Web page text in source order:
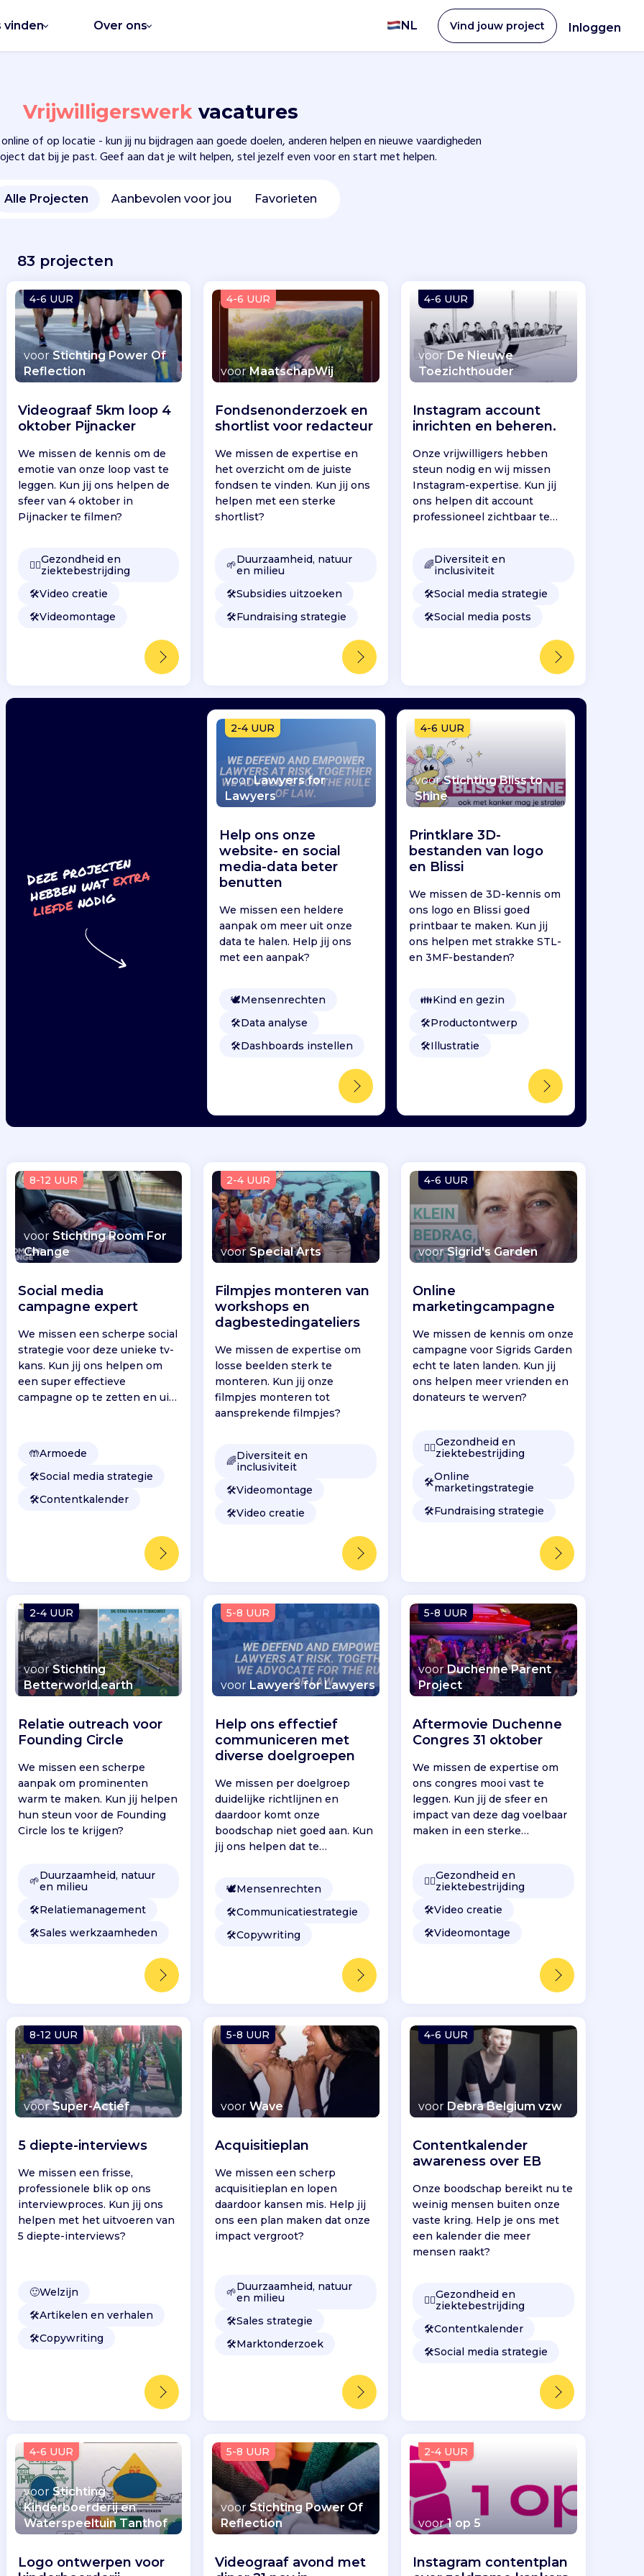
vinden Over ons NL Vind jouw project Inloggen
Vrijwilligerswerkvacatures
of op locatie - kun jij nu bijdragen aan goede doelen, anderen helpen en nieuwe vaardigheden
dat bij je past. Geef aan dat je wilt helpen, stel jezelf even voor en start met helpen.
Alle Projecten Aanbevolen voor jou Favorieten
83 projecten
Deze pr
ojecten
hebben
watextr
a
liefdenodig
2-4 UUR
voorLawyers for
Lawyers
Help ons onze
website- en social
media-data beter
benutten
We missen een heldere
aanpak om meer uit onze
data te halen. Help jij ons
met een aanpak?
🕊Mensenrechten
🛠️Data analyse
🛠️Dashboards instellen
4-6 UUR
voorStichting Bliss to
Shine
Printklare 3D-
bestanden van logo
en Blissi
We missen de 3D-kennis om
ons logo en Blissi goed
printbaar te maken. Kun jij
ons helpen met strakke STL-
en 3MF-bestanden?
👪Kind en gezin
🛠️Productontwerp
🛠️Illustratie
4-6 UUR
voor Stichting Power Of
Reflection
Videograaf 5km loop 4
oktober Pijnacker
We missen de kennis om de
emotie van onze loop vast te
leggen. Kun jij ons helpen de
sfeer van 4 oktober in
Pijnacker te filmen?
👩‍⚕️Gezondheid en
ziektebestrijding
🛠️Video creatie
🛠️Videomontage
4-6 UUR
voorMaatschapWij
Fondsenonderzoek en
shortlist voor redacteur
We missen de expertise en
het overzicht om de juiste
fondsen te vinden. Kun jij ons
helpen met een sterke
shortlist?
🌱Duurzaamheid, natuur
en milieu
🛠️Subsidies uitzoeken
🛠️Fundraising strategie
4-6 UUR
voorDe Nieuwe
Toezichthouder
Instagram account
inrichten en beheren.
Onze vrijwilligers hebben
steun nodig en wij missen
Instagram-expertise. Kun jij
ons helpen dit account
professioneel zichtbaar te
🌈Diversiteit en
inclusiviteit
🛠️Social media strategie
🛠️Social media posts
8-12 UUR
voor Stichting Room For
Change
Social media
campagne expert
We missen een scherpe social
strategie voor deze unieke tv-
kans. Kun jij ons helpen om
een super effectieve
campagne op te zetten en uit
🤲Armoede
🛠️Social media strategie
🛠️Contentkalender
2-4 UUR
voorSpecial Arts
Filmpjes monteren van
workshops en
dagbestedingateliers
We missen de expertise om
losse beelden sterk te
monteren. Kun jij onze
filmpjes monteren tot
aansprekende filmpjes?
🌈Diversiteit en
inclusiviteit
🛠️Videomontage
🛠️Video creatie
4-6 UUR
voorSigrid's Garden
Online
marketingcampagne
We missen de kennis om onze
campagne voor Sigrids Garden
echt te laten landen. Kun jij
ons helpen meer vrienden en
donateurs te werven?
👩‍⚕️Gezondheid en
ziektebestrijding
🛠️Online
marketingstrategie
🛠️Fundraising strategie
2-4 UUR
voorStichting
Betterworld.earth
Relatie outreach voor
Founding Circle
We missen een scherpe
aanpak om prominenten
warm te maken. Kun jij helpen
hun steun voor de Founding
Circle los te krijgen?
🌱Duurzaamheid, natuur
en milieu
🛠️Relatiemanagement
🛠️Sales werkzaamheden
5-8 UUR
voor Lawyers for Lawyers
Help ons effectief
communiceren met
diverse doelgroepen
We missen per doelgroep
duidelijke richtlijnen en
daardoor komt onze
boodschap niet goed aan. Kun
jij ons helpen dat te
🕊Mensenrechten
🛠️Communicatiestrategie
🛠️Copywriting
5-8 UUR
voorDuchenne Parent
Project
Aftermovie Duchenne
Congres 31 oktober
We missen de expertise om
ons congres mooi vast te
leggen. Kun jij de sfeer en
impact van deze dag voelbaar
maken in een sterke
👩‍⚕️Gezondheid en
ziektebestrijding
🛠️Video creatie
🛠️Videomontage
8-12 UUR
voorSuper-Actief
5 diepte-interviews
We missen een frisse,
professionele blik op ons
interviewproces. Kun jij ons
helpen met het uitvoeren van
5 diepte-interviews?
🙂Welzijn
🛠️Artikelen en verhalen
🛠️Copywriting
5-8 UUR
voorWave
Acquisitieplan
We missen een scherp
acquisitieplan en lopen
daardoor kansen mis. Help jij
ons een plan maken dat onze
impact vergroot?
🌱Duurzaamheid, natuur
en milieu
🛠️Sales strategie
🛠️Marktonderzoek
4-6 UUR
voor Debra Belgium vzw
Contentkalender
awareness over EB
Onze boodschap bereikt nu te
weinig mensen buiten onze
vaste kring. Help je ons met
een kalender die meer
mensen raakt?
👩‍⚕️Gezondheid en
ziektebestrijding
🛠️Contentkalender
🛠️Social media strategie
4-6 UUR
voor Stichting
Kinderboerderij en
Waterspeeltuin Tanthof
Logo ontwerpen voor
5-8 UUR
voorStichting Power Of
Reflection
Videograaf avond met
2-4 UUR
voor1 op 5
Instagram contentplan